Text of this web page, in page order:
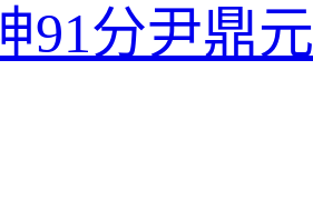
91分尹鼎元